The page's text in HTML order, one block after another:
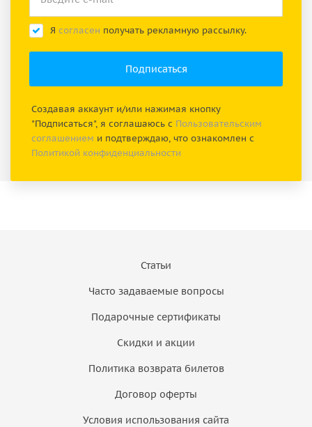
Я согласен получать рекламную рассылку.
Создавая аккаунт и/или нажимая кнопку
"Подписаться", я соглашаюсь с Пользовательским
соглашением и подтверждаю, что ознакомлен с
Политикой конфиденциальности
Статьи
Часто задаваемые вопросы
Подарочные сертификаты
Скидки и акции
Политика возврата билетов
Договор оферты
Условия использования сайта